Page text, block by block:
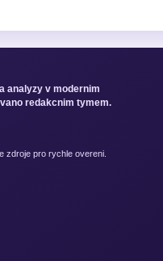
analyzy v modernim
redakcnim tymem.
zdroje pro rychle overeni.